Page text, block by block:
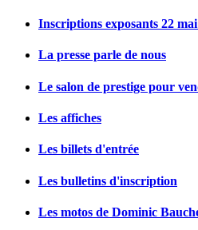
Inscriptions exposants 22
La presse parle de nous
Le salon de prestige pour
Les affiches
Les billets d'entrée
Les bulletins d'inscription
Les motos de Dominic